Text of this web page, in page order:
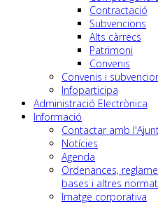
Contractació
Subvencions
Alts càrrecs
Patrimoni
Convenis
Convenis i
Infoparticipa
Administració Electrònica
Informació
Contactar amb
Notícies
Agenda
Ordenances,
bases i altres
Imatge corporativa